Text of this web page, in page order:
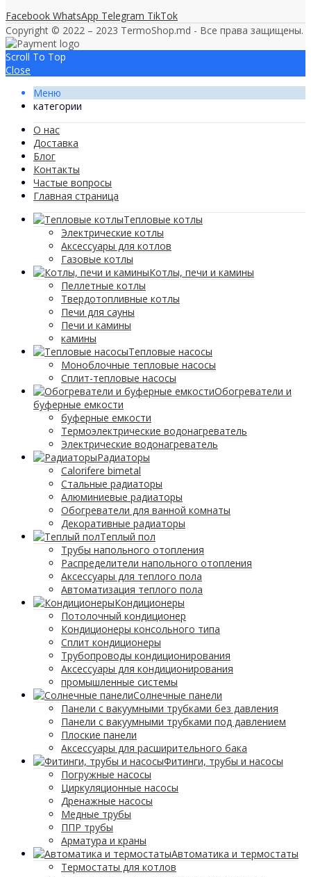
Facebook WhatsApp Telegram TikTok
Copyright © 2022 – 2023 TermoShop.md - Все права защищены.
Scroll To Top
Close
Меню
категории
О нас
Доставка
Блог
Контакты
Частые вопросы
Главная страница
Тепловые котлы
Электрические котлы
Аксессуары для котлов
Газовые котлы
Котлы, печи и камины
Пеллетные котлы
Твердотопливные котлы
Печи для сауны
Печи и камины
камины
Тепловые насосы
Моноблочные тепловые насосы
Сплит-тепловые насосы
Обогреватели и
буферные емкости
буферные емкости
Термоэлектрические водонагреватель
Электрические водонагреватель
Радиаторы
Calorifere bimetal
Стальные радиаторы
Алюминиевые радиаторы
Обогреватели для ванной комнаты
Декоративные радиаторы
Tеплый пол
Трубы напольного отопления
Распределители напольного отопления
Аксессуары для теплого пола
Автоматизация теплого пола
Кондиционеры
Потолочный кондиционер
Кондиционеры консольного типа
Сплит кондиционеры
Трубопроводы кондиционирования
Аксессуары для кондиционирования
промышленные системы
Солнечные панели
Панели с вакуумными трубками без давления
Панели с вакуумными трубками под давлением
Плоские панели
Аксессуары для расширительного бака
Фитинги, трубы и насосы
Погружные насосы
Циркуляционные насосы
Дренажные насосы
Медные трубы
ППР трубы
Арматура и краны
Автоматика и термостаты
Термостаты для котлов